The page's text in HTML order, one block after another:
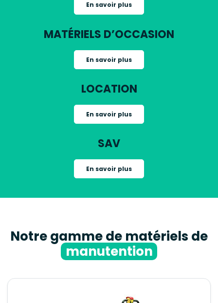
En savoir plus
MATÉRIELS D’OCCASION
En savoir plus
LOCATION
En savoir plus
SAV
En savoir plus
Notre gamme de matériels de
manutention